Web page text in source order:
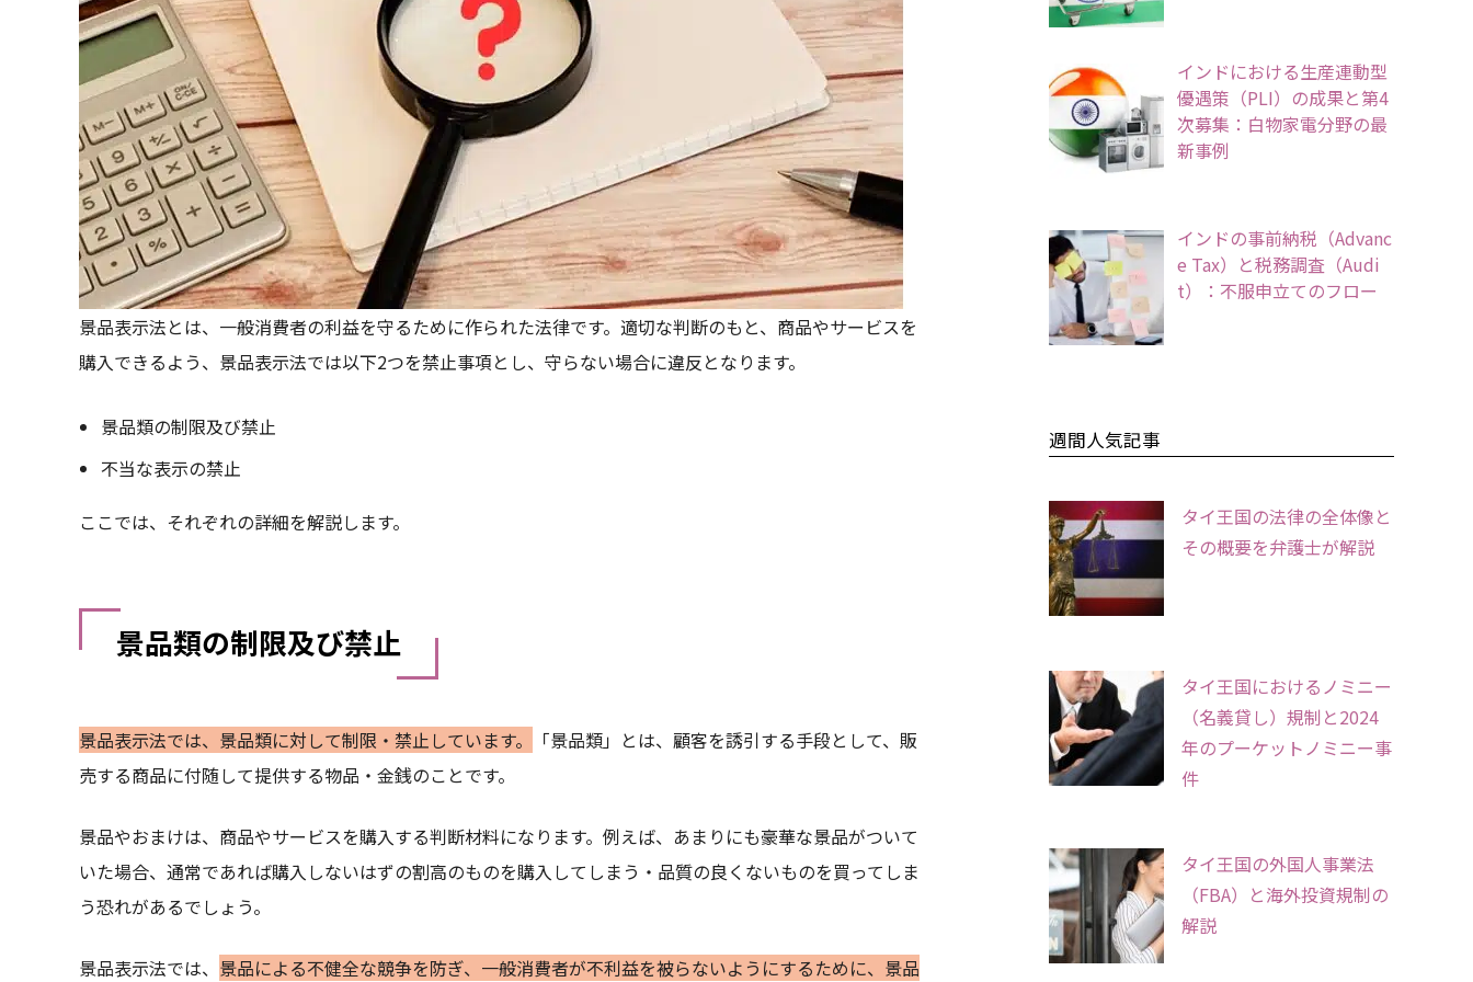
景品表示法とは、一般消費者の利益を守るために作られた法律です。適切な判断のもと、商品やサービスを
購入できるよう、景品表示法では以下2つを禁止事項とし、守らない場合に違反となります。
景品類の制限及び禁止
不当な表示の禁止
ここでは、それぞれの詳細を解説します。
景品類の制限及び禁止
景品表示法では、景品類に対して制限・禁止しています。
「景品類」とは、顧客を誘引する手段として、販
売する商品に付随して提供する物品・金銭のことです。
景品やおまけは、商品やサービスを購入する判断材料になります。例えば、あまりにも豪華な景品がついて
いた場合、通常であれば購入しないはずの割高のものを購入してしまう・品質の良くないものを買ってしま
う恐れがあるでしょう。
景品表示法では、 景品による不健全な競争を防ぎ、一般消費者が不利益を被らないようにするために、景品
インドにおける生産連動型
優遇策（PLI）の成果と第4
次募集：白物家電分野の最
新事例
インドの事前納税（Advanc
e Tax）と税務調査（Audi
t）：不服申立てのフロー
週間人気記事
タイ王国の法律の全体像と
その概要を弁護士が解説
タイ王国におけるノミニー
（名義貸し）規制と2024
年のプーケットノミニー事
件
タイ王国の外国人事業法
（FBA）と海外投資規制の
解説